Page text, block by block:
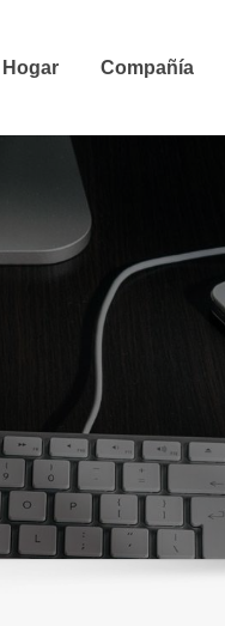
Hogar Compañía